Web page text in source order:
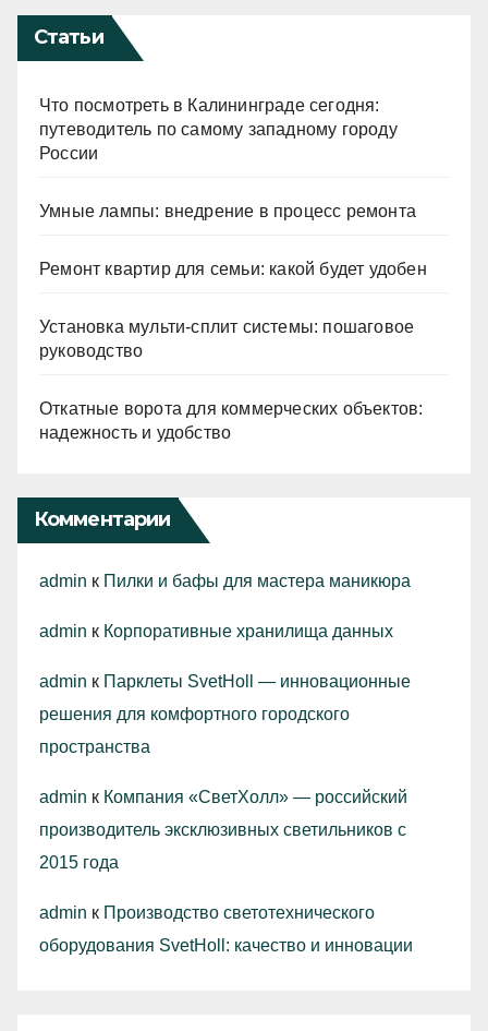
Статьи
Что посмотреть в Калининграде сегодня:
путеводитель по самому западному городу
России
Умные лампы: внедрение в процесс ремонта
Ремонт квартир для семьи: какой будет удобен
Установка мульти-сплит системы: пошаговое
руководство
Откатные ворота для коммерческих объектов:
надежность и удобство
Комментарии
admin к Пилки и бафы для мастера маникюра
admin к Корпоративные хранилища данных
admin к Парклеты SvetHoll — инновационные
решения для комфортного городского
пространства
admin к Компания «СветХолл» — российский
производитель эксклюзивных светильников с
2015 года
admin к Производство светотехнического
оборудования SvetHoll: качество и инновации